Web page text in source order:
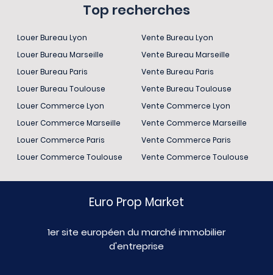
Top recherches
Louer Bureau Lyon
Louer Bureau Marseille
Louer Bureau Paris
Louer Bureau Toulouse
Louer Commerce Lyon
Louer Commerce Marseille
Louer Commerce Paris
Louer Commerce Toulouse
Vente Bureau Lyon
Vente Bureau Marseille
Vente Bureau Paris
Vente Bureau Toulouse
Vente Commerce Lyon
Vente Commerce Marseille
Vente Commerce Paris
Vente Commerce Toulouse
Euro Prop Market
1er site européen du marché immobilier
d'entreprise